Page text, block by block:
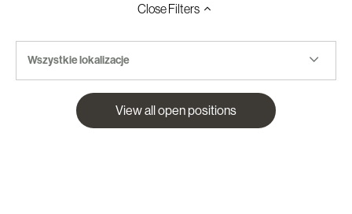
CloseFilters
Wszystkie lokalizacje
View all open positions